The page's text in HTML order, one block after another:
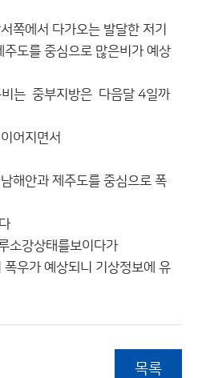
쪽에서 다가오는 발달한 저기
도를 중심으로 많은비가 예상
는 중부지방은 다음달 4일까
어지면서
해안과 제주도를 중심으로 폭
소강상태를보이다가
우가 예상되니 기상정보에 유
목록